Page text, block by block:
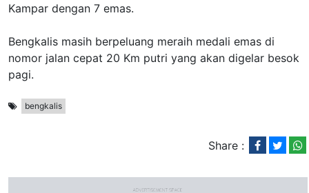
Kampar dengan 7 emas.
Bengkalis masih berpeluang meraih medali emas di
nomor jalan cepat 20 Km putri yang akan digelar besok
pagi.
bengkalis
Share :